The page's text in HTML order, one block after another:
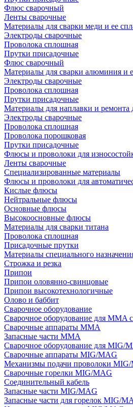
Флюс сварочный
Ленты сварочные
Материалы для сварки меди и ее
Электроды сварочные
Проволока сплошная
Прутки присадочные
Флюс сварочный
Материалы для сварки алюминия и
Электроды сварочные
Проволока сплошная
Прутки присадочные
Материалы для наплавки и ремонта
Электроды сварочные
Проволока сплошная
Проволока порошковая
Прутки присадочные
Флюсы и проволоки для
Ленты сварочные
Специализированные материалы
Флюсы и проволоки для
Кислые флюсы
Нейтральные флюсы
Основные флюсы
Высокоосновные флюсы
Материалы для сварки титана
Проволока сплошная
Присадочные прутки
Материалы специального
Строжка и резка
Припои
Припои оловянно-свинцовые
Припои высокотехнологичные
Олово и баббит
Сварочное оборудование
Сварочное оборудование для MMA
Сварочные аппараты MMA
Запасные части MMA
Сварочное оборудование для MIG/
Сварочные аппараты MIG/MAG
Механизмы подачи проволоки
Сварочные горелки MIG/MAG
Соединительный кабель
Запасные части MIG/MAG
Запасные части для горелок MIG/